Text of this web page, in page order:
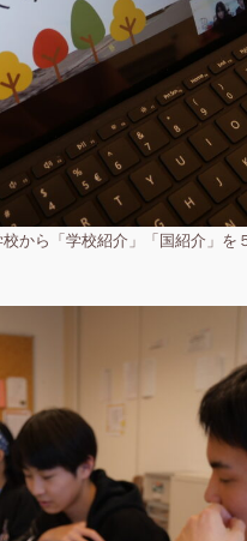
から「学校紹介」「国紹介」を